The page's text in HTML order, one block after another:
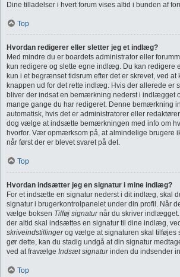
Dine tilladelser i hvert forum vises altid i bunden af
Top
Hvordan redigerer eller sletter jeg et indlæg?
Med mindre du er boardets administrator eller
kun redigere og slette egne indlæg. Du kan redigere
kun i et begrænset tidsrum efter det er skrevet, ved at
knappen ud for det rette indlæg. Hvis der allerede er
bliver der indsat en bemærkning nederst i indlægget
mange gange du har redigeret. Denne bemærkning
automatisk, hvis det er administratorer eller
dog vælge at indsætte bemærkningen med info om
hvorfor. Vær opmærksom på, at almindelige brugere
når først der er blevet svaret på det.
Top
Hvordan indsætter jeg en signatur i mine indlæg?
For et indsætte en signatur nederst i dit indlæg, skal
signatur i brugerkontrolpanelet under din profil. Når
vælge boksen Tilføj signaturnår du skriver
der altid skal indsættes en signatur til dine indlæg,
skriveindstillingerog vælge at signaturen skal tilføjes
gør dette, kan du stadig undgå at din signatur
ved at fravælge Indsæt signaturinden du indsender
Top